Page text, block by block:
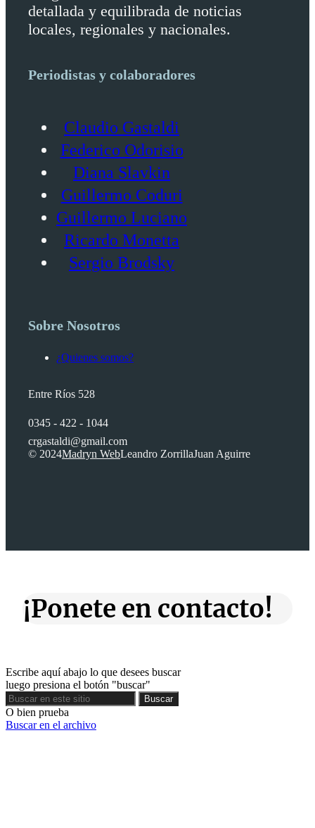
detallada y equilibrada de noticias
locales, regionales y nacionales.
Periodistas y colaboradores
Claudio Gastaldi
Federico Odorisio
Diana Slavkin
Guillermo Coduri
Guillermo Luciano
Ricardo Monetta
Sergio Brodsky
Sobre Nosotros
¿Quienes somos?
Entre Ríos 528
0345 - 422 - 1044
crgastaldi@gmail.com
© 2024Madryn WebLeandro ZorrillaJuan Aguirre
¡Ponete en contacto!
Escribe aquí abajo lo que desees buscar
luego presiona el botón "buscar"
Buscar
Buscar
O bien prueba
Buscar en el archivo